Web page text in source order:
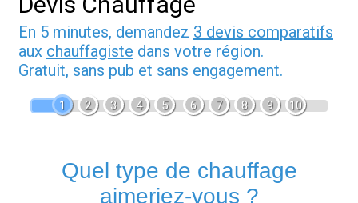
En 5 minutes, demandez 3 devis comparatifs
aux chauffagiste dans votre région.
Gratuit, sans pub et sans engagement.
1 2 3 4 5 6 7 8 9 10
Quel type de chauffage
aimeriez-vous ?